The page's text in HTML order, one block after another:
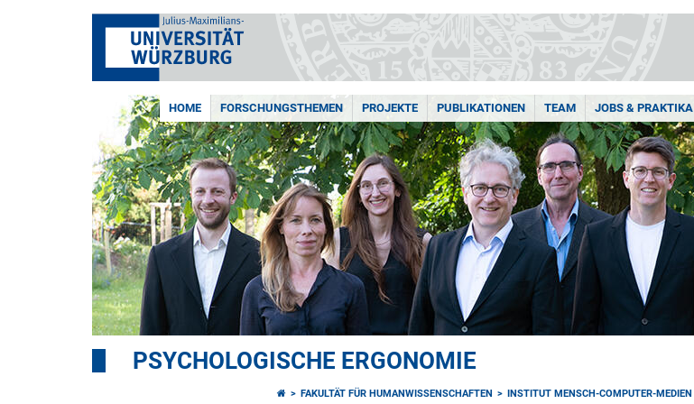
HOME FORSCHUNGSTHEMEN PROJEKTE PUBLIKATIONEN TEAM JOBS & PRAKTIKA
PSYCHOLOGISCHE ERGONOMIE
FAKULTÄT FÜR HUMANWISSENSCHAFTEN
INSTITUT MENSCH-COMPUTER-MEDIEN